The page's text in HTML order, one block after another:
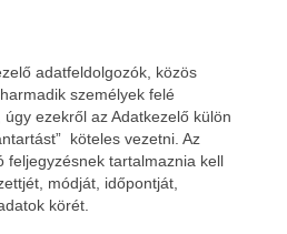
adatfeldolgozók, közös
személyek felé
ezekről az Adatkezelő külön
köteles vezetni. Az
feljegyzésnek tartalmaznia kell
módját, időpontját,
körét.